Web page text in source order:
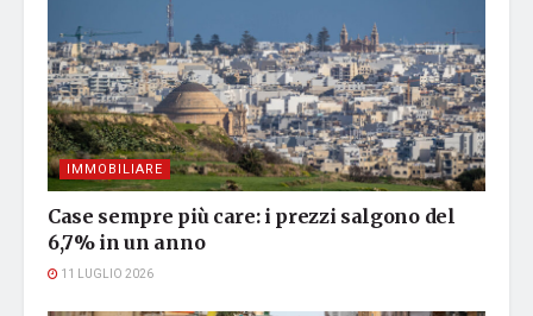
IMMOBILIARE
Case sempre più care: i prezzi salgono del
6,7% in un anno
11 LUGLIO 2026